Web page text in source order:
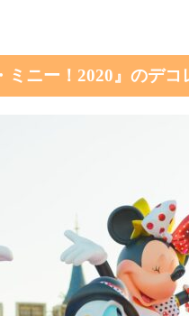
ニー！2020』のデ